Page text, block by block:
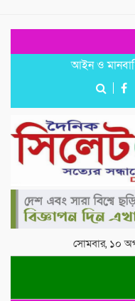
আইন ও
সোমবার, ১০